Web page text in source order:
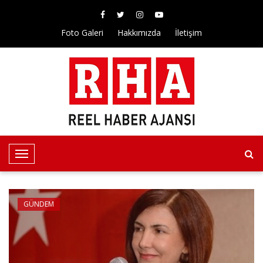
Foto Galeri Hakkımızda İletişim
T
o
g
l
N
GÜNDEM